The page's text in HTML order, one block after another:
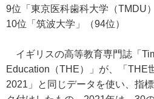
9位「東京医科歯科大学（TMDU
10位「筑波大学」（94位）
イギリスの高等教育専門誌「
Education（THE）」が、「THE
2021」と同じデータを使い、指